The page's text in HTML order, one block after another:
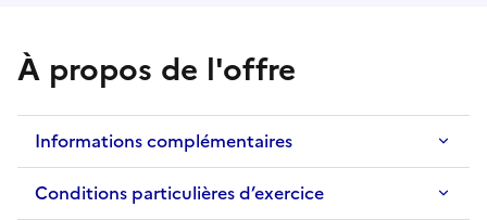
À propos de l'offre
Informations complémentaires
Conditions particulières d’exercice